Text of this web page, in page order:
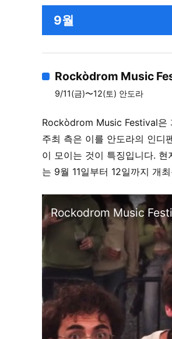
9월
Rockòdrom Music
9/11(금)〜12(토) 안도라
Rockòdrom Music Festival은
주최 측은 이를 안도라의 인디
이 모이는 것이 특징입니다.
는 9월 11일부터 12일까지 개
Rockodrom Music